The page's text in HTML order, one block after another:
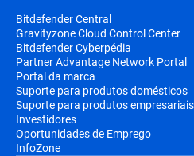
Bitdefender Central
Gravityzone Cloud Control Center
Bitdefender Cyberpédia
Partner Advantage Network Portal
Portal da marca
Suporte para produtos domésticos
Suporte para produtos empresariais
Investidores
Oportunidades de Emprego
InfoZone